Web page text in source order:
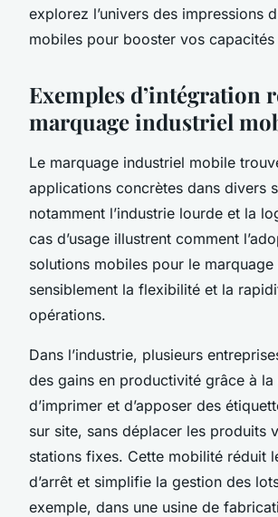
explorez l’univers des impressions
mobiles pour booster vos capacités
Exemples d’intégration
marquage industriel
Le marquage industriel mobile
applications concrètes dans divers
notamment l’industrie lourde et la
cas d’usage illustrent comment
solutions mobiles pour le marquage
sensiblement la flexibilité et la
opérations.
Dans l’industrie, plusieurs
des gains en productivité grâce à la
d’imprimer et d’apposer des
sur site, sans déplacer les produits
stations fixes. Cette mobilité réduit
d’arrêt et simplifie la gestion des
exemple, dans une usine de